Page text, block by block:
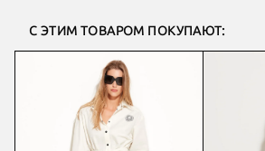
С ЭТИМ ТОВАРОМ ПОКУПАЮТ: